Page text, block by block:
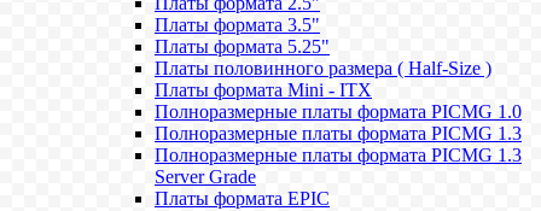
Платы формата 3.5"
Платы формата 5.25"
Платы половинного размера ( Half-Size )
Платы формата Mini - ITX
Полноразмерные платы формата PICMG 1.0
Полноразмерные платы формата PICMG 1.3
Полноразмерные платы формата PICMG 1.3
Server Grade
Платы формата EPIC